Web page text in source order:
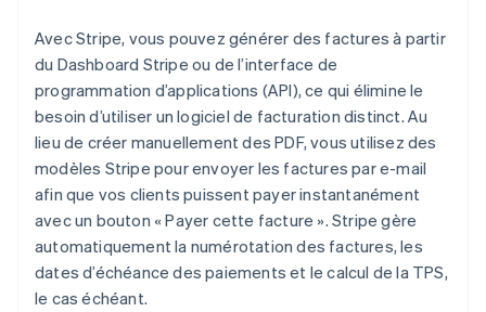
Avec Stripe, vous pouvez générer des factures à partir
du Dashboard Stripe ou de l’interface de
programmation d’applications (API), ce qui élimine le
besoin d’utiliser un logiciel de facturation distinct. Au
lieu de créer manuellement des PDF, vous utilisez des
modèles Stripe pour envoyer les factures par e-mail
afin que vos clients puissent payer instantanément
avec un bouton « Payer cette facture ». Stripe gère
automatiquement la numérotation des factures, les
dates d’échéance des paiements et le calcul de la TPS,
le cas échéant.